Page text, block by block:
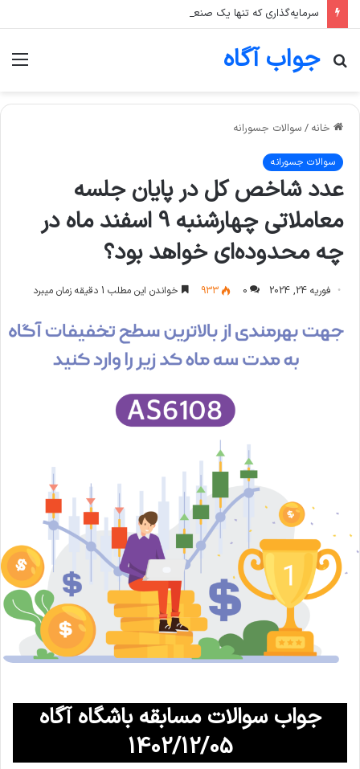
جواب آگاه
جستجو
خانه / سوالات جسورانه
سوالات جسورانه
عدد شاخص کل در پایان جلسه
معاملاتی چهارشنبه 9 اسفند ماه در
چه محدوده‌ای خواهد بود؟
فوریه 24, 2024 0
933 خواندن این مطلب 1 دقیقه زمان میبرد
جواب سوالات مسابقه باشگاه آگاه
1402/12/05